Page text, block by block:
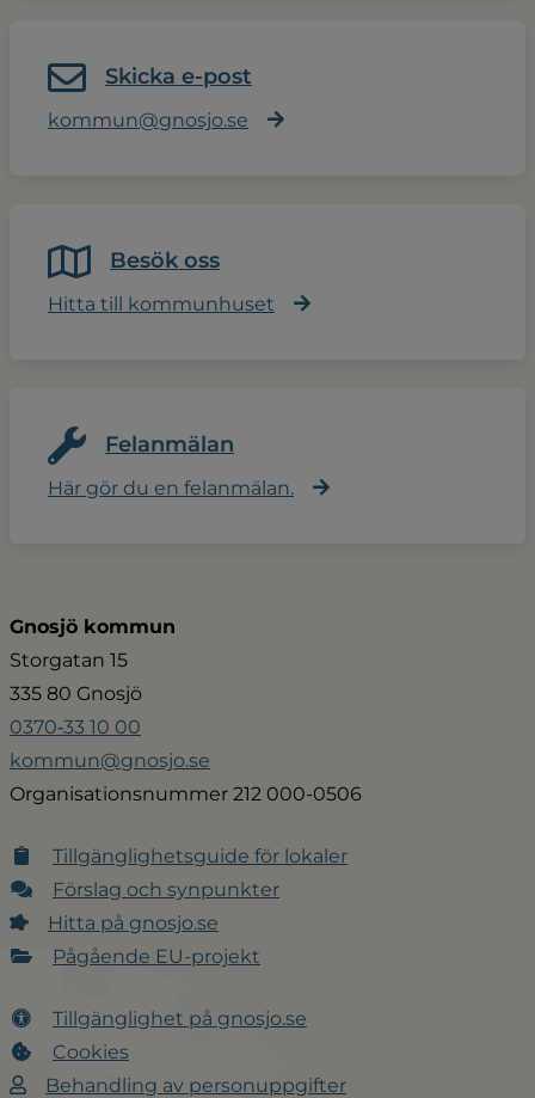
Skicka e-post
kommun@gnosjo.se
Besök oss
Hitta till kommunhuset
Felanmälan
Här gör du en felanmälan.
Gnosjö kommun
Storgatan 15
335 80 Gnosjö
0370‑33 10 00
kommun@gnosjo.se
Organisationsnummer 212 000-0506
Tillgänglighetsguide för lokaler
Förslag och synpunkter
Hitta på gnosjo.se
Pågående EU-projekt
Tillgänglighet på gnosjo.se
Cookies
Behandling av personuppgifter